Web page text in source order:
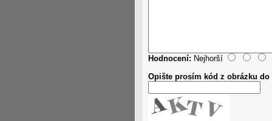
Hodnocení: Nejhorší
Opište prosím kód z obrázku do